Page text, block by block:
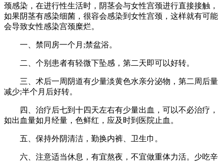
颈感染，在进行性生活时，阴茎会与女性宫颈进行直接接触，
如果阴茎有感染细菌，很容会感染到女性宫颈，这样就有可能
会导致女性感染宫颈糜烂。
一、禁同房一个月;禁盆浴。
二、个别患者有轻微下坠感，第二天即可以好转。
三、术后一周阴道有少量淡黄色水亲分泌物，第二周后量
减少;半个月后好转。
四、治疗后七到十四天左右有少量出血，可以不必治疗，
如出血量如月经量，色鲜红，应及时到医院止血。
五、保持外阴清洁，勤换内裤、卫生巾。
六、注意适当休息，有宜熬夜，不宜做重体力活。少吃辛